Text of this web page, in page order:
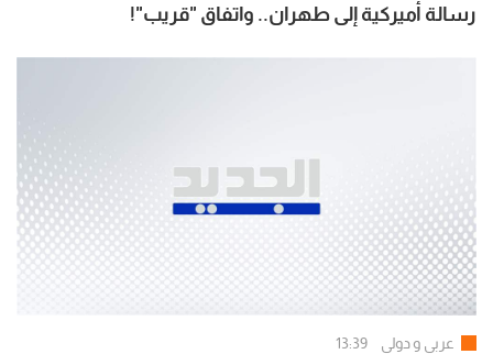
رسالة أميركية إلى طهران.. واتفاق "قريب"!
عربي و دولي 13:39